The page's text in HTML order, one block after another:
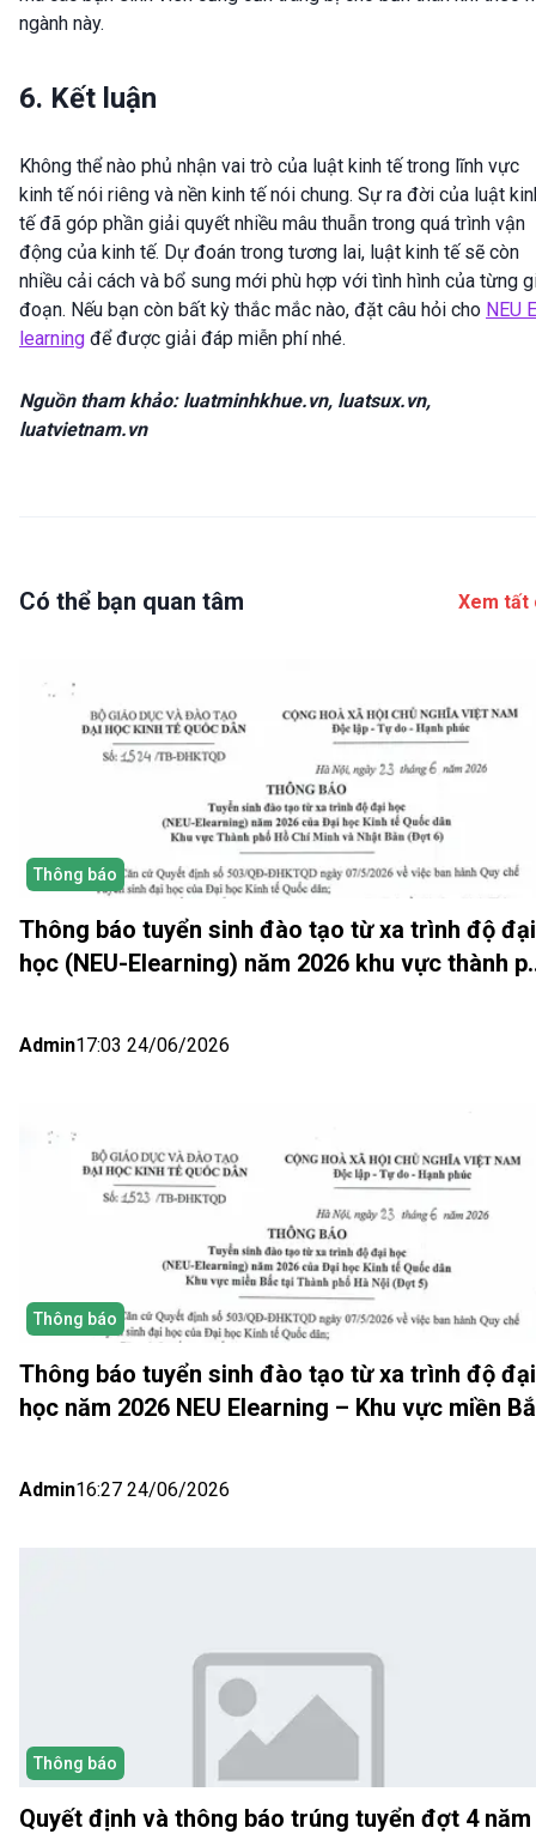
ngành này.
6. Kết luận
Không thể nào phủ nhận vai trò của luật kinh tế trong lĩnh vực
kinh tế nói riêng và nền kinh tế nói chung. Sự ra đời của luật
tế đã góp phần giải quyết nhiều mâu thuẫn trong quá trình vận
động của kinh tế. Dự đoán trong tương lai, luật kinh tế sẽ còn
nhiều cải cách và bổ sung mới phù hợp với tình hình của từng
đoạn. Nếu bạn còn bất kỳ thắc mắc nào, đặt câu hỏi cho NEU
learning để được giải đáp miễn phí nhé.
Nguồn tham khảo: luatminhkhue.vn, luatsux.vn,
luatvietnam.vn
Có thể bạn quan tâm Xem tất
Thông báo
Thông báo tuyển sinh đào tạo từ xa trình độ đại
học (NEU-Elearning) năm 2026 khu vực thành
Admin17:03 24/06/2026
Thông báo
Thông báo tuyển sinh đào tạo từ xa trình độ đại
học năm 2026 NEU Elearning – Khu vực miền
Admin16:27 24/06/2026
Thông báo
Quyết định và thông báo trúng tuyển đợt 4 năm